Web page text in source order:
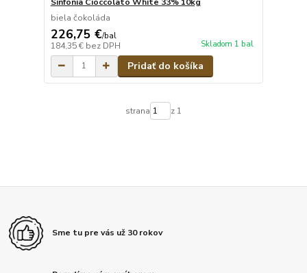
biela čokoláda
226,75 €/bal
184,35 € bez DPH Skladom 1 bal
Pridať do košíka
strana z 1
Sme tu pre vás už 30 rokov